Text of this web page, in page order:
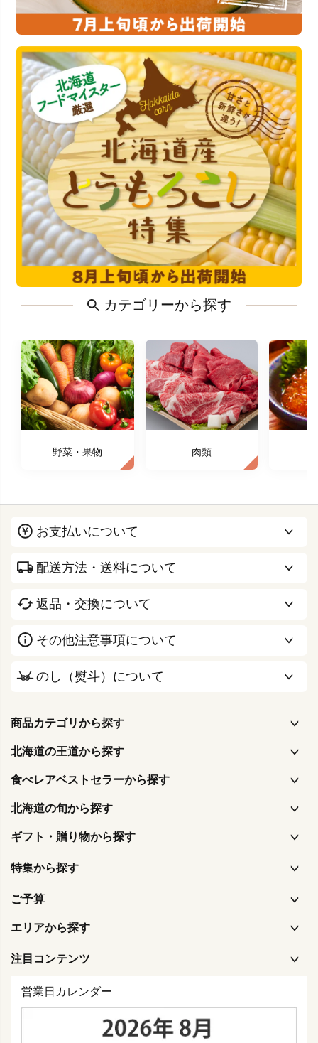
カテゴリーから探す
野菜・果物 肉類
お支払いについて
配送方法・送料について
返品・交換について
その他注意事項について
のし（熨斗）について
商品カテゴリから探す
北海道の王道から探す
食べレアベストセラーから探す
北海道の旬から探す
ギフト・贈り物から探す
特集から探す
ご予算
エリアから探す
注目コンテンツ
営業日カレンダー